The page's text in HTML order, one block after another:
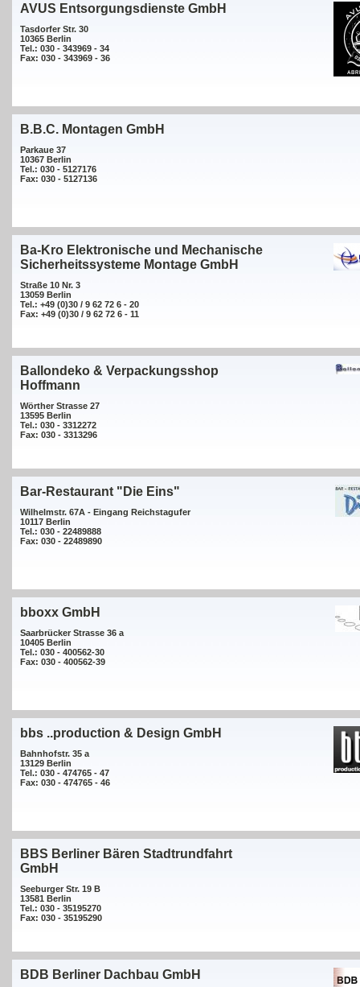
AVUS Entsorgungsdienste GmbH
Tasdorfer Str. 30
10365 Berlin
Tel.: 030 - 343969 - 34
Fax: 030 - 343969 - 36
B.B.C. Montagen GmbH
Parkaue 37
10367 Berlin
Tel.: 030 - 5127176
Fax: 030 - 5127136
Ba-Kro Elektronische und Mechanische
Sicherheitssysteme Montage GmbH
Straße 10 Nr. 3
13059 Berlin
Tel.: +49 (0)30 / 9 62 72 6 - 20
Fax: +49 (0)30 / 9 62 72 6 - 11
Ballondeko & Verpackungsshop
Hoffmann
Wörther Strasse 27
13595 Berlin
Tel.: 030 - 3312272
Fax: 030 - 3313296
Bar-Restaurant "Die Eins"
Wilhelmstr. 67A - Eingang Reichstagufer
10117 Berlin
Tel.: 030 - 22489888
Fax: 030 - 22489890
bboxx GmbH
Saarbrücker Strasse 36 a
10405 Berlin
Tel.: 030 - 400562-30
Fax: 030 - 400562-39
bbs ..production & Design GmbH
Bahnhofstr. 35 a
13129 Berlin
Tel.: 030 - 474765 - 47
Fax: 030 - 474765 - 46
BBS Berliner Bären Stadtrundfahrt
GmbH
Seeburger Str. 19 B
13581 Berlin
Tel.: 030 - 35195270
Fax: 030 - 35195290
BDB Berliner Dachbau GmbH